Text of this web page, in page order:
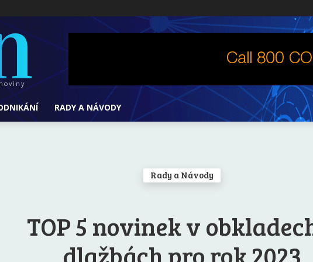
RADY A NÁVODY
Rady a Návody
TOP 5 novinek v
dlažbách pro rok 2023